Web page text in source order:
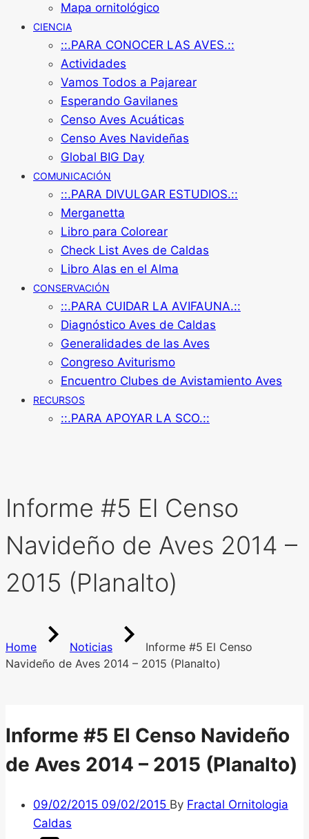
Mapa ornitológico
CIENCIA
::.PARA CONOCER LAS AVES.::
Actividades
Vamos Todos a Pajarear
Esperando Gavilanes
Censo Aves Acuáticas
Censo Aves Navideñas
Global BIG Day
COMUNICACIÓN
::.PARA DIVULGAR ESTUDIOS.::
Merganetta
Libro para Colorear
Check List Aves de Caldas
Libro Alas en el Alma
CONSERVACIÓN
::.PARA CUIDAR LA AVIFAUNA.::
Diagnóstico Aves de Caldas
Generalidades de las Aves
Congreso Aviturismo
Encuentro Clubes de Avistamiento Aves
RECURSOS
::.PARA APOYAR LA SCO.::
Informe #5 El Censo
Navideño de Aves 2014 –
2015 (Planalto)
Home Noticias
Informe #5 El Censo
Navideño de Aves 2014 – 2015 (Planalto)
Informe #5 El Censo Navideño
de Aves 2014 – 2015 (Planalto)
09/02/2015 09/02/2015 By Fractal Ornitologia
Caldas